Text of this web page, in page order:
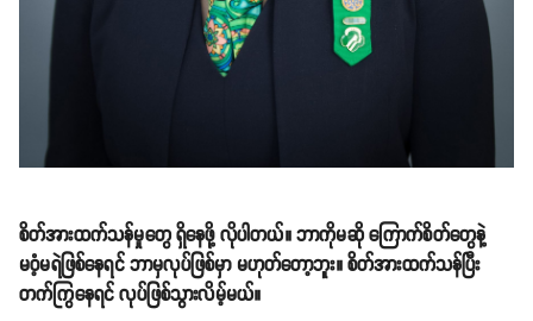
စိတ်အားထက်သန်မှုတွေ ရှိနေဖို့ လိုပါတယ်။ ဘာကိုမဆို ကြောက်စိတ်တွေနဲ့
မဝံ့မရဲဖြစ်နေရင် ဘာမှလုပ်ဖြစ်မှာ မဟုတ်တော့ဘူး။ စိတ်အားထက်သန်ပြီး
တက်ကြွနေရင် လုပ်ဖြစ်သွားလိမ့်မယ်။